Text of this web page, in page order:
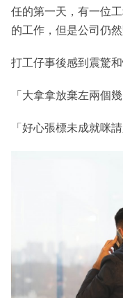
任的第一天，有一位
的工作，但是公司仍然
打工仔事後感到震驚和
「大拿拿放棄左兩個
「好心張標未成就咪請